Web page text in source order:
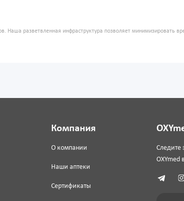
Наша разветвленная инфраструктура позволяет минимизировать
Компания
О компании
Наши аптеки
Сертификаты
Следите
OXYmed